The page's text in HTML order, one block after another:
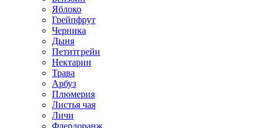
Яблоко
Грейпфрут
Черника
Дыня
Петитгрейн
Нектарин
Трава
Арбуз
Плюмерия
Листья чая
Личи
Флердоранж